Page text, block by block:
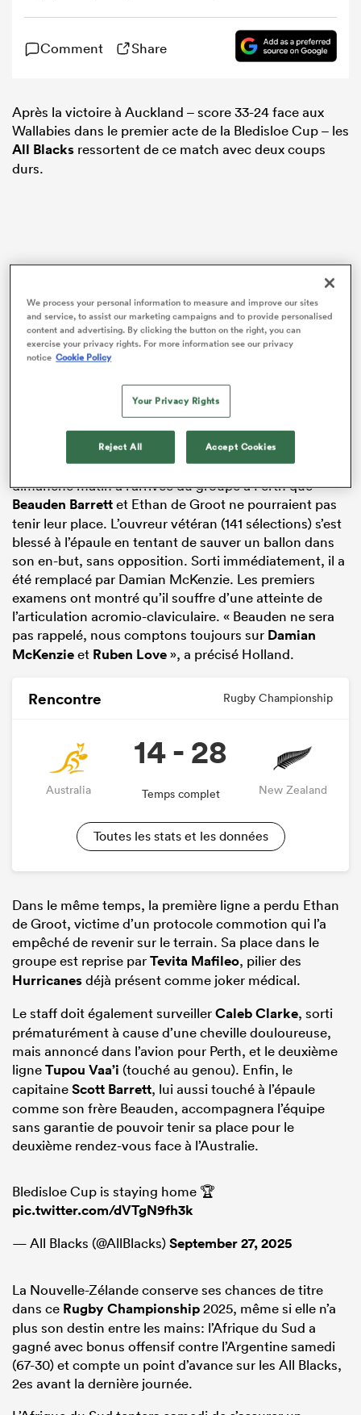
septembre 2025. (Photo : Phil Walter / Getty Images)
Comment Share
Après la victoire à Auckland – score 33-24 face aux
Wallabies dans le premier acte de la Bledisloe Cup – les
All Blacks ressortent de ce match avec deux coups
durs.
Jason Holland, entraîneur adjoint, a confirmé ce
dimanche matin à l’arrivée du groupe à Perth que
Beauden Barrettet Ethan de Groot ne pourraient pas
tenir leur place. L’ouvreur vétéran (141 sélections) s’est
blessé à l’épaule en tentant de sauver un ballon dans
son en-but, sans opposition. Sorti immédiatement, il a
été remplacé par Damian McKenzie. Les premiers
examens ont montré qu’il souffre d’une atteinte de
l’articulation acromio-claviculaire. « Beauden ne sera
pas rappelé, nous comptons toujours sur Damian
McKenzieet Ruben Love», a précisé Holland.
Rencontre Rugby Championship
Australia
14 - 28
Temps complet New Zealand
Toutes les stats et les données
Dans le même temps, la première ligne a perdu Ethan
de Groot, victime d’un protocole commotion qui l’a
empêché de revenir sur le terrain. Sa place dans le
groupe est reprise parTevita Mafileo, pilier des
Hurricanesdéjà présent comme joker médical.
Le staff doit également surveillerCaleb Clarke, sorti
prématurément à cause d’une cheville douloureuse,
mais annoncé dans l’avion pour Perth, et le deuxième
ligneTupou Vaa’i (touché au genou). Enfin, le
capitaineScott Barrett, lui aussi touché à l’épaule
comme son frère Beauden, accompagnera l’équipe
sans garantie de pouvoir tenir sa place pour le
deuxième rendez-vous face à l’Australie.
Bledisloe Cup is staying home 🏆
pic.twitter.com/dVTgN9fh3k
— All Blacks (@AllBlacks)September 27, 2025
La Nouvelle-Zélande conserve ses chances de titre
dans ce Rugby Championship2025, même si elle n’a
plus son destin entre les mains: l’Afrique du Sud a
gagné avec bonus offensif contre l’Argentine samedi
(67-30) et compte un point d’avance sur les All Blacks,
2es avant la dernière journée.
We process your personal information to measure and improve our sites
and service, to assist our marketing campaigns and to provide personalised
content and advertising. By clicking the button on the right, you can
exercise your privacy rights. For more information see our privacy
notice Cookie Policy
Your Privacy Rights
Reject All Accept Cookies